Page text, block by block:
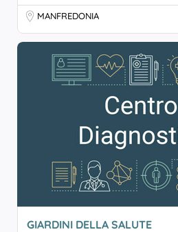
MANFREDONIA
GIARDINI DELLA SALUTE